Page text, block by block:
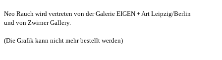
Neo Rauch wird vertreten von der Galerie EIGEN + Art Leipzig/Berlin
und von Zwirner Gallery.
(Die Grafik kann nicht mehr bestellt werden)